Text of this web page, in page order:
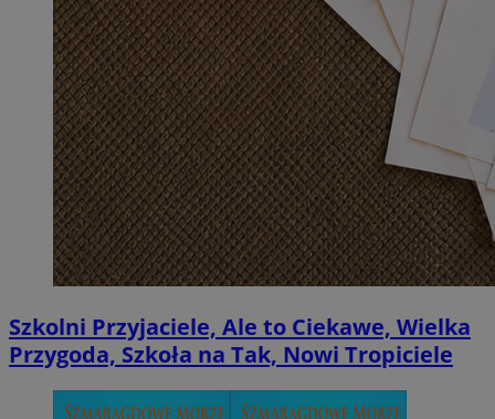
Szkolni Przyjaciele, Ale to Ciekawe, Wielka
Przygoda, Szkoła na Tak, Nowi Tropiciele